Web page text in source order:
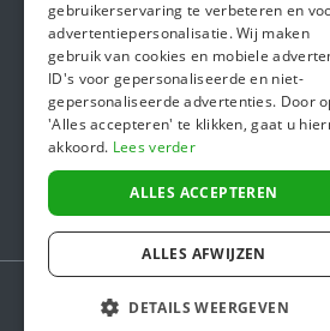
Over ons
In de media
Veiligheid &
Algemene
Privacybeleid
Cookiebeleid
gebruikerservaring te verbeteren en
advertentiepersonalisatie. Wij maken
gebruik van cookies en mobiele
ID's voor gepersonaliseerde en niet-
gepersonaliseerde advertenties. Door
'Alles accepteren' te klikken, gaat u
akkoord. Lees verder
ALLES ACCEPTEREN
ALLES AFWIJZEN
DETAILS WEERGEVEN